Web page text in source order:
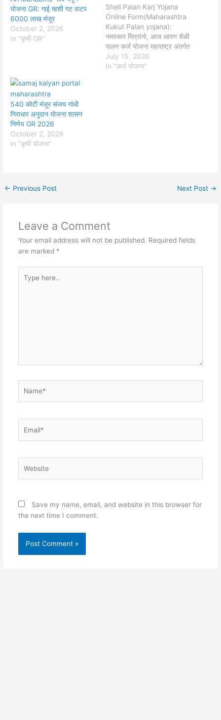
योजना GR: गाई म्हशी गट वाटप
6000 लाख मंजूर
October 2, 2026
In "कृषी GR"
Sheli Palan Karj Yojana
Online Form(Maharashtra
Kukut Palan yojana):
नमस्कार मित्रांनो, आज आपण शेळी
पालन कर्ज योजना महाराष्ट्र अंतर्गत
राबविण्यात येणाऱ्या सर्व योजनांची
पशुपालन कर्ज योजना महाराष्ट्र
July 15, 2026
In "कर्ज योजना"
540 कोटी मंजूर संजय गांधी
निराधार अनुदान योजना शासन
निर्णय GR 2026
October 2, 2026
In "कृषी योजना"
← Previous Post Next Post →
Leave a Comment
Your email address will not be published. Required fields
are marked *
here..
Save my name, email, and website in this browser for
the next time I comment.